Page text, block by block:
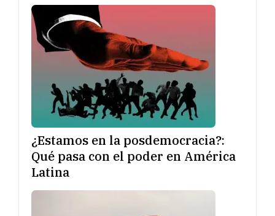
¿Estamos en la posdemocracia?:
Qué pasa con el poder en América
Latina